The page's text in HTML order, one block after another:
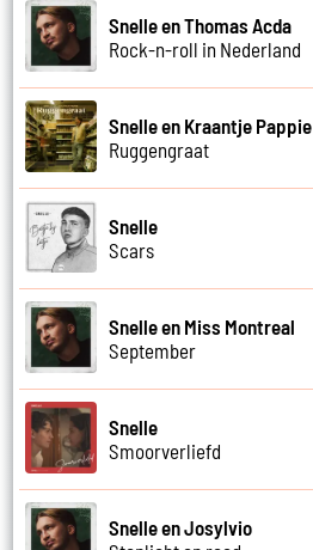
Snelle en Thomas Acda
Rock-n-roll in Nederland
Snelle en Kraantje Pappie
Ruggengraat
Snelle
Scars
Snelle en Miss Montreal
September
Snelle
Smoorverliefd
Snelle en Josylvio